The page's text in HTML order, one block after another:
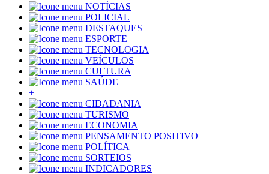
NOTÍCIAS
POLICIAL
DESTAQUES
ESPORTE
TECNOLOGIA
VEÍCULOS
CULTURA
SAÚDE
+
CIDADANIA
TURISMO
ECONOMIA
PENSAMENTO POSITIVO
POLÍTICA
SORTEIOS
INDICADORES